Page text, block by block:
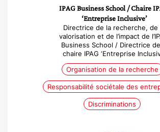
IPAG Business School / Chaire
‘Entreprise Inclusive’
Directrice de la recherche, de
valorisation et de l’impact de
Business School / Directrice
chaire IPAG ‘Entreprise
Organisation de la recherche
Responsabilité sociétale des
Discriminations